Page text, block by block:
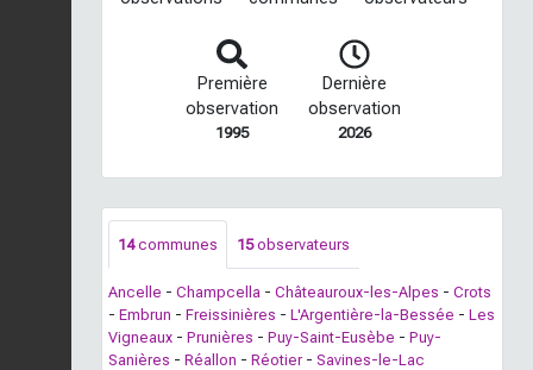
Première
observation
1995
Dernière
observation
2026
14communes 15observateurs
Ancelle - Champcella - Châteauroux-les-Alpes - Crots
- Embrun - Freissinières - L'Argentière-la-Bessée - Les
Vigneaux - Prunières - Puy-Saint-Eusèbe - Puy-
Sanières - Réallon - Réotier - Savines-le-Lac